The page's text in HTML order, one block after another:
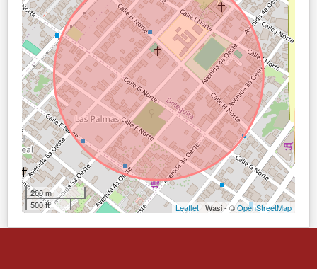
200 m
500 ft
Leaflet | Wasi - ©OpenStreetMap